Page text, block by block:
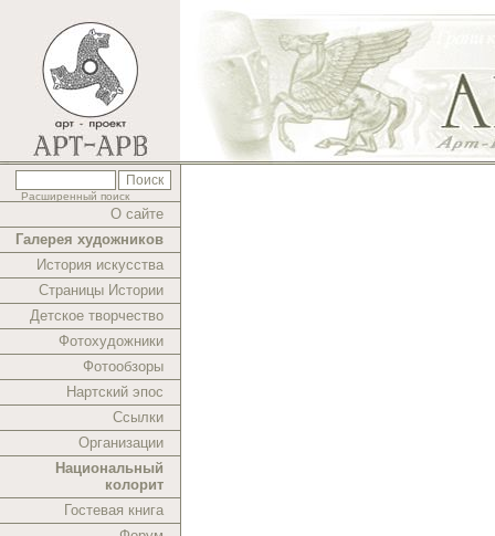
Расширенный поиск
О сайте
Галерея художников
История искусства
Страницы Истории
Детское творчество
Фотохудожники
Фотообзоры
Нартский эпос
Ссылки
Организации
Национальный
колорит
Гостевая книга